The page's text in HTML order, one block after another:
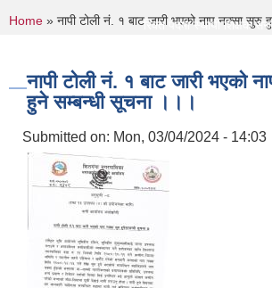
रिक्त पदमा स्थायी शिक्षक
You are here
Home » नापी टोली नं. १ बाट जारी भएको नाप नक्सा सुरु
नापी टोली नं. १ बाट जारी भएको
हुने सम्बन्धी सूचना ।।।
Submitted on: Mon, 03/04/2024 - 14:03